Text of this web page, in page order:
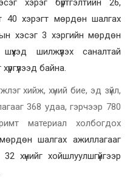
хэрэг бүртгэлтийн 26,
хэрэгт мөрдөн шалгах
хэсэг 3 хэргийн мөрдөн
шилжүүлэх саналтай
байна.
хийж, хүний бие, эд зүйл,
368 удаа, гэрчээр 780
материал холбогдох
шалгах ажиллагааг
хүнийг хойшлуулшгүйгээр